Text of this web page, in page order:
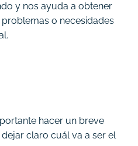
y nos ayuda a obtener
o necesidades
hacer un breve
claro cuál va a ser el